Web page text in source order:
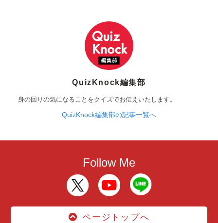
QuizKnock編集部
身の回りの気になることをクイズでお伝えいたします。
QuizKnock編集部の記事一覧へ
Follow Me
ページトップへ